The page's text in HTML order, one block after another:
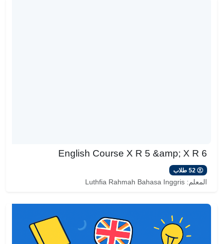
English Course X R 5 &amp; X R 6
52 طلاب
المعلم: Luthfia Rahmah Bahasa Inggris